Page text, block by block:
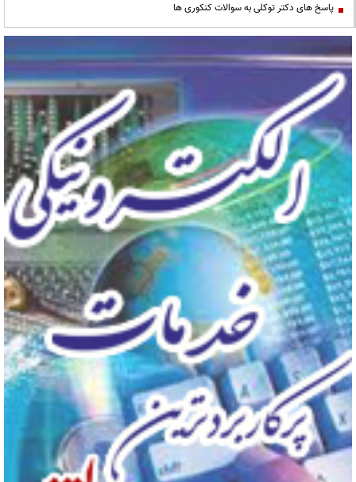
پاسخ های دکتر توکلی به سوالات کنکوری ها